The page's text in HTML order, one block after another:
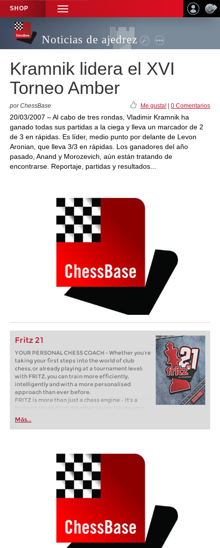
SHOP
TOGGLE
NAVIGATION
Noticias de ajedrez
Kramnik lidera el XVI
Torneo Amber
por ChessBase Me gusta! 0 Comentarios
20/03/2007 – Al cabo de tres rondas, Vladimir Kramnik ha
ganado todas sus partidas a la ciega y lleva un marcador de 2
de 3 en rápidas. Es líder, medio punto por delante de Levon
Aronian, que lleva 3/3 en rápidas. Los ganadores del año
pasado, Anand y Morozevich, aún están tratando de
encontrarse. Reportaje, partidas y resultados...
Fritz 21
YOUR PERSONAL CHESS COACH - Whether you’re
taking your first steps into the world of club
chess, or already playing at a tournament level:
with FRITZ, you can train more efficiently,
intelligently and with a more personalised
approach than ever before.
FRITZ is more than just a chess engine – it’s a
training revolution! Whether you’re taking your
first steps into the world of club chess, or already
playing at a tournament level: with FRITZ, you can
train more efficiently, intelligently and with a
Más...